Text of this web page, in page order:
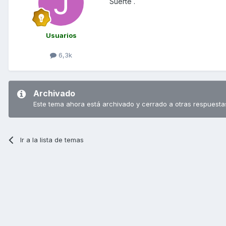
Usuarios
6,3k
Archivado
Este tema ahora está archivado y cerrado a otras
Ir a la lista de temas